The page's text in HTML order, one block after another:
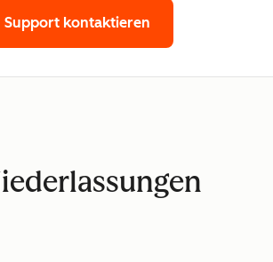
Support kontaktieren